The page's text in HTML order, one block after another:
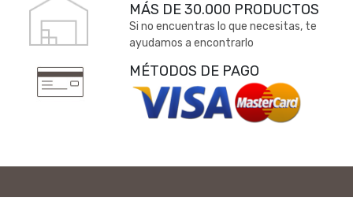
MÁS DE 30.000 PRODUCTOS
Si no encuentras lo que necesitas, te
ayudamos a encontrarlo
MÉTODOS DE PAGO